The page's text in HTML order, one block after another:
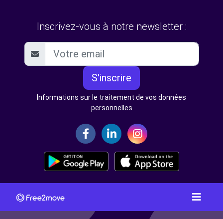
Inscrivez-vous à notre newsletter :
S'inscrire
Informations sur le traitement de vos données
personnelles